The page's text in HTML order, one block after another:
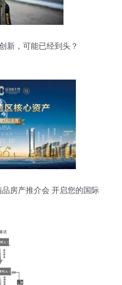
新，可能已经到头？
房产推介会 开启您的国际